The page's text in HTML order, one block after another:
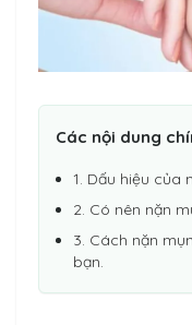
Các nội dung
1. Dấu hiệu của
2. Có nên nặn
3. Cách nặn
bạn.